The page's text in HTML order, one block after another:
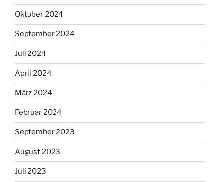
Oktober 2024
September 2024
Juli 2024
April 2024
März 2024
Februar 2024
September 2023
August 2023
Juli 2023